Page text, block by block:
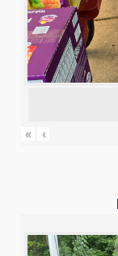
« ‹